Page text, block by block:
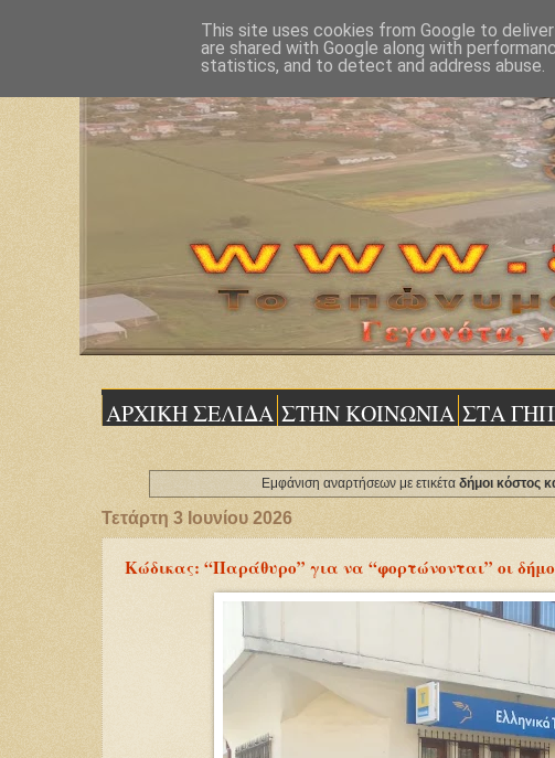
ΑΡΧΙΚΗ ΣΕΛΙΔΑ ΣΤΗΝ ΚΟΙΝΩΝΙΑ ΣΤΑ
Εμφάνιση αναρτήσεων με ετικέτα δήμοι κόστος
Τετάρτη 3 Ιουνίου 2026
Κώδικας: “Παράθυρο” για να “φορτώνονται” οι
This site uses cookies from Google to
are shared with Google along with
statistics, and to detect and address abuse.